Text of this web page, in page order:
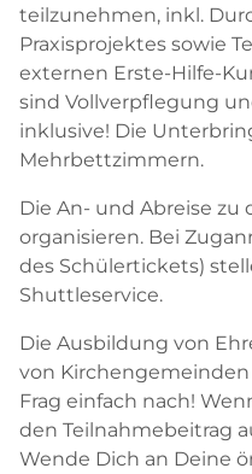
teilzunehmen, inkl.
Praxisprojektes sowie
externen Erste-Hilfe-
sind Vollverpflegung
inklusive! Die
Mehrbettzimmern.
Die An- und Abreise zu
organisieren. Bei
des Schülertickets)
Shuttleservice.
Die Ausbildung von
von
Frag einfach nach!
den Teilnahmebeitrag
Wende Dich an Deine